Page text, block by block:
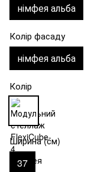
німфея альба
Колір фасаду
німфея альба
Колір
Ширина (см)
37